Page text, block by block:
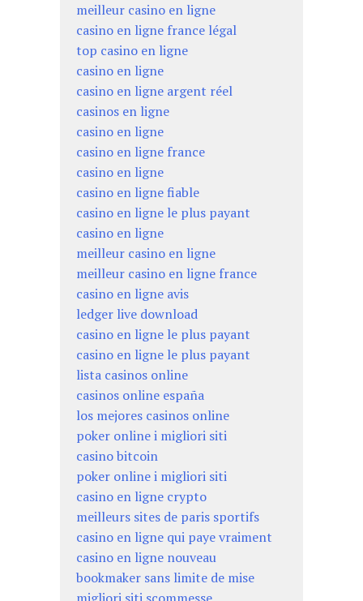
meilleur casino en ligne
casino en ligne france légal
top casino en ligne
casino en ligne
casino en ligne argent réel
casinos en ligne
casino en ligne
casino en ligne france
casino en ligne
casino en ligne fiable
casino en ligne le plus payant
casino en ligne
meilleur casino en ligne
meilleur casino en ligne france
casino en ligne avis
ledger live download
casino en ligne le plus payant
casino en ligne le plus payant
lista casinos online
casinos online españa
los mejores casinos online
poker online i migliori siti
casino bitcoin
poker online i migliori siti
casino en ligne crypto
meilleurs sites de paris sportifs
casino en ligne qui paye vraiment
casino en ligne nouveau
bookmaker sans limite de mise